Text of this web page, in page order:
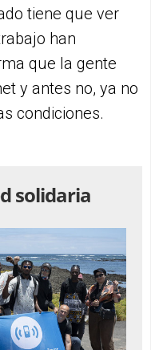
tiene que ver
han
que la gente
y antes no, ya no
condiciones.
solidaria